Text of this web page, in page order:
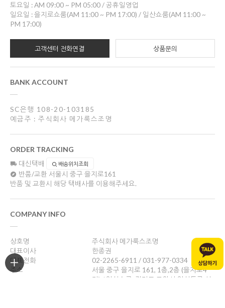
토요일 : AM 09:00 ~ PM 05:00 / 공휴일영업
일요일 : 을지로쇼룸(AM 11:00 ~ PM 17:00) / 일산쇼룸(AM 11:00 ~
PM 17:00)
고객센터 전화연결 상품문의
BANK ACCOUNT
SC은행 108-20-103185
예금주 : 주식회사 메가룩스조명
ORDER TRACKING
대신택배 배송위치조회
반품/교환 서울시 중구 을지로161
반품 및 교환시 해당 택배사를 이용해주세요.
COMPANY INFO
상호명
주식회사 메가룩스조명
대표이사
한종권
대표전화
02-2265-6911 / 031-977-0334
주소
서울 중구 을지로 161, 1층,2층 (을지로4
가) / 일산쇼룸: 경기도 고양시 일산동구 성